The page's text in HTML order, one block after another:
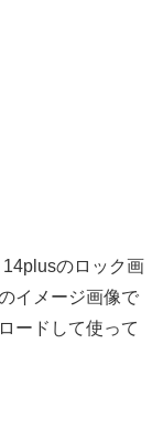
のロック画
イメージ画像で
ードして使って